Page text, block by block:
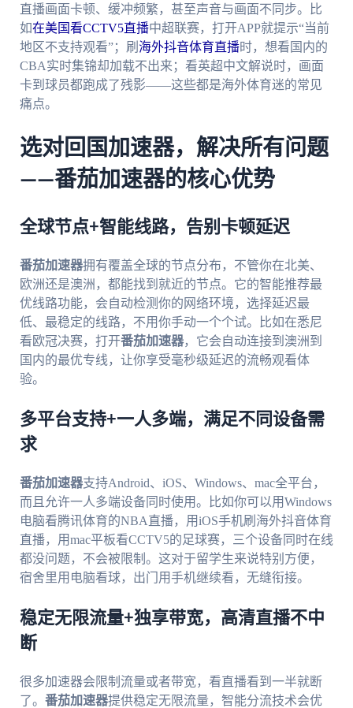
直播画面卡顿、缓冲频繁，甚至声音与画面不同步。比
如在美国看CCTV5直播中超联赛，打开APP就提示“当前
地区不支持观看”；刷 海外抖音体育直播时，想看国内的
CBA实时集锦却加载不出来；看英超中文解说时，画面
卡到球员都跑成了残影——这些都是海外体育迷的常见
痛点。
选对回国加速器，解决所有问题
——番茄加速器的核心优势
全球节点+智能线路，告别卡顿延迟
番茄加速器拥有覆盖全球的节点分布，不管你在北美、
欧洲还是澳洲，都能找到就近的节点。它的智能推荐最
优线路功能，会自动检测你的网络环境，选择延迟最
低、最稳定的线路，不用你手动一个个试。比如在悉尼
看欧冠决赛，打开番茄加速器，它会自动连接到澳洲到
国内的最优专线，让你享受毫秒级延迟的流畅观看体
验。
多平台支持+一人多端，满足不同设备需
求
番茄加速器支持Android、iOS、Windows、mac全平台，
而且允许一人多端设备同时使用。比如你可以用Windows
电脑看腾讯体育的NBA直播，用iOS手机刷海外抖音体育
直播，用mac平板看CCTV5的足球赛，三个设备同时在线
都没问题，不会被限制。这对于留学生来说特别方便，
宿舍里用电脑看球，出门用手机继续看，无缝衔接。
稳定无限流量+独享带宽，高清直播不中
断
很多加速器会限制流量或者带宽，看直播看到一半就断
了。 番茄加速器提供稳定无限流量，智能分流技术会优